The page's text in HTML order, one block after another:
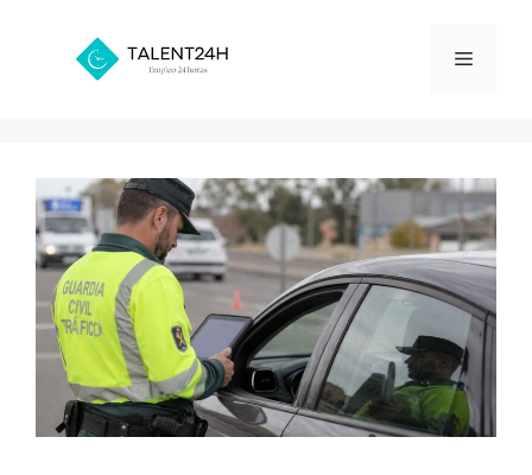
contenido
Menú